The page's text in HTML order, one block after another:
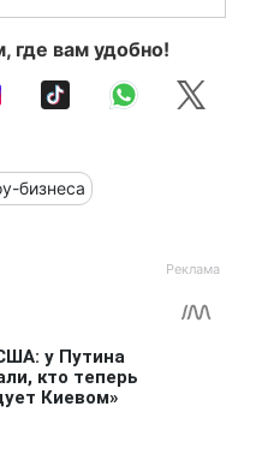
где вам удобно!
бизнеса